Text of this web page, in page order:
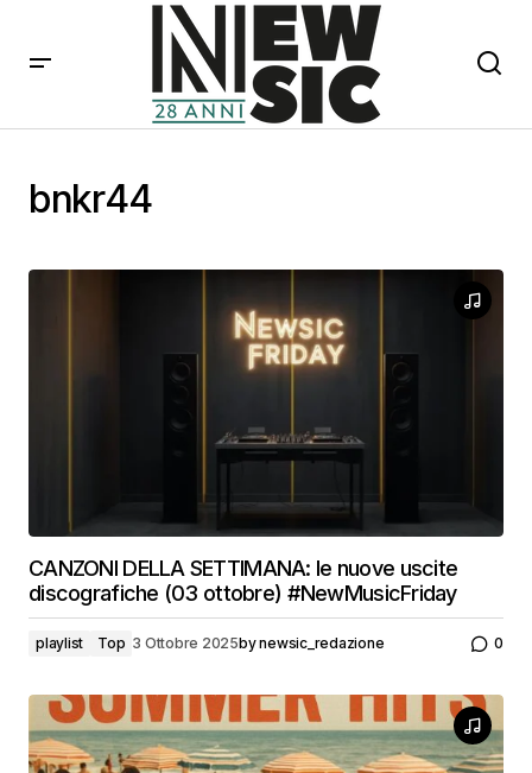
bnkr44
CANZONI DELLA SETTIMANA: le nuove uscite
discografiche (03 ottobre) #NewMusicFriday
playlist Top 3 Ottobre 2025bynewsic_redazione 0